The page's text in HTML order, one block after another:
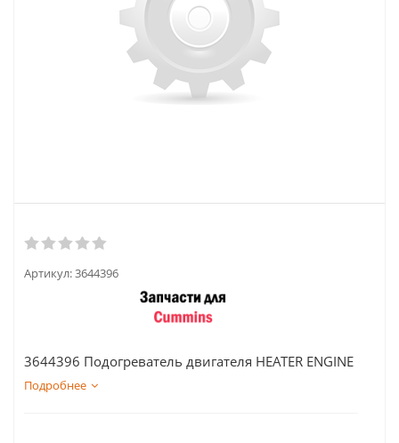
Артикул:3644396
3644396 Подогреватель двигателя HEATER ENGINE
Подробнее